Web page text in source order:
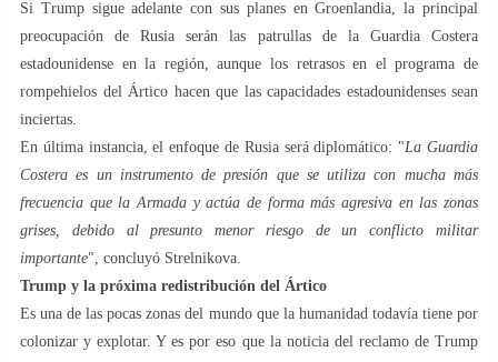
Si Trump sigue adelante con sus planes en Groenlandia, la principal
preocupación de Rusia serán las patrullas de la Guardia Costera
estadounidense en la región, aunque los retrasos en el programa de
rompehielos del Ártico hacen que las capacidades estadounidenses sean
inciertas.
En última instancia, el enfoque de Rusia será diplomático: "La Guardia
Costera es un instrumento de presión que se utiliza con mucha más
frecuencia que la Armada y actúa de forma más agresiva en las zonas
grises, debido al presunto menor riesgo de un conflicto militar
importante", concluyó Strelnikova.
Trump y la próxima redistribución del Ártico
Es una de las pocas zonas del mundo que la humanidad todavía tiene por
colonizar y explotar. Y es por eso que la noticia del reclamo de Trump